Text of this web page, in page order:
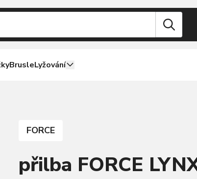
BrusleLyžování
FORCE
přilba FORCE